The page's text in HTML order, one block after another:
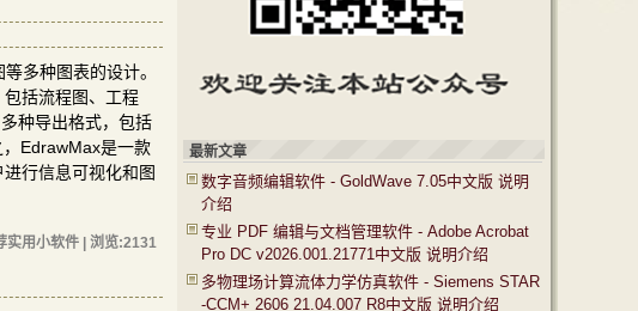
多种图表的设计。
括流程图、工程
种导出格式，包括
EdrawMax是一款
行信息可视化和图
实用小软件 | 浏览:2131
最新文章
数字音频编辑软件 - GoldWave 7.05中文版 说明
介绍
专业 PDF 编辑与文档管理软件 - Adobe Acrobat
Pro DC v2026.001.21771中文版 说明介绍
多物理场计算流体力学仿真软件 - Siemens STAR
-CCM+ 2606 21.04.007 R8中文版 说明介绍